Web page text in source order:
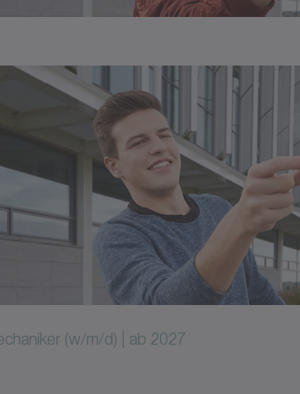
(w/m/d) | ab 2027